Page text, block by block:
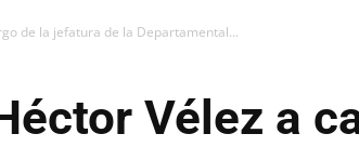
de la jefatura de la Departamental...
Vélez a